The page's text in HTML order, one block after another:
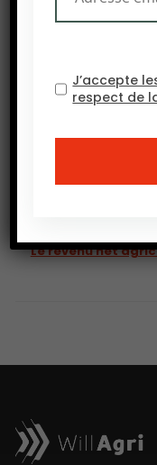
Le revenu net
J’accepte
respect de